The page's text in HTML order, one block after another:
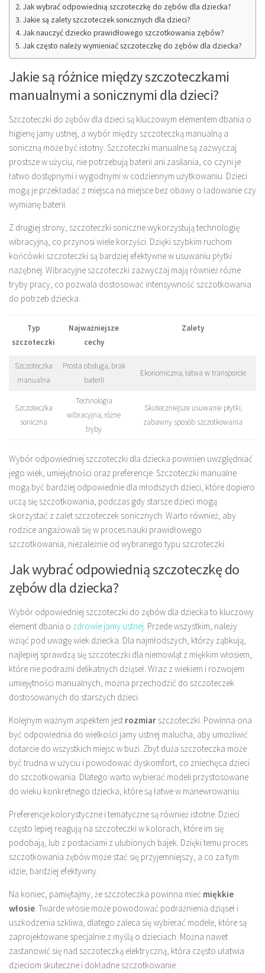
Jak wybrać odpowiednią szczoteczkę do zębów dla dziecka?
Jakie są zalety szczoteczek sonicznych dla dzieci?
Jak nauczyć dziecko prawidłowego szczotkowania zębów?
Jak często należy wymieniać szczoteczkę do zębów dla dziecka?
Jakie są różnice między szczoteczkami
manualnymi a sonicznymi dla dzieci?
Szczoteczki do zębów dla dzieci są kluczowym elementem dbania o
higienę jamy ustnej, a wybór między szczoteczką manualną a
soniczną może być istotny. Szczoteczki manualne są zazwyczaj
prostsze w użyciu; nie potrzebują baterii ani zasilania, co czyni je
łatwo dostępnymi i wygodnymi w codziennym użytkowaniu. Dzieci
mogą je przekładać z miejsca na miejsce bez obawy o ładowanie czy
wymianę baterii.
Z drugiej strony, szczoteczki soniczne wykorzystują technologię
wibracyjną, co przynosi wiele korzyści. Dzięki szybkim ruchom
końcówki szczoteczki są bardziej efektywne w usuwaniu płytki
nazębnej. Wibracyjne szczoteczki zazwyczaj mają również różne
tryby pracy, co pozwala dostosować intensywność szczotkowania
do potrzeb dziecka.
Typ
szczoteczki
Najważniejsze
cechy
Zalety
Szczoteczka
manualna
Prosta obsługa, brak
baterii
Ekonomiczna, łatwa w transporcie
Szczoteczka
soniczna
Technologia
wibracyjna, różne
tryby
Skuteczniejsze usuwanie płytki,
zabawny sposób szczotkowania
Wybór odpowiedniej szczoteczki dla dziecka powinien uwzględniać
jego wiek, umiejętności oraz preferencje. Szczoteczki manualne
mogą być bardziej odpowiednie dla młodszych dzieci, które dopiero
uczą się szczotkowania, podczas gdy starsze dzieci mogą
skorzystać z zalet szczoteczek sonicznych. Warto również, aby
rodzice angażowali się w proces nauki prawidłowego
szczotkowania, niezależnie od wybranego typu szczoteczki.
Jak wybrać odpowiednią szczoteczkę do
zębów dla dziecka?
Wybór odpowiedniej szczoteczki do zębów dla dziecka to kluczowy
element dbania o zdrowie jamy ustnej . Przede wszystkim, należy
wziąć pod uwagę wiek dziecka. Dla najmłodszych, którzy ząbkują,
najlepiej sprawdzą się szczoteczki dla niemowląt z miękkim włosiem,
które nie podrażni delikatnych dziąseł. Wraz z wiekiem i rozwojem
umiejętności manualnych, można przechodzić do szczoteczek
dostosowanych do starszych dzieci.
Kolejnym ważnym aspektem jest rozmiar szczoteczki. Powinna ona
być odpowiednia do wielkości jamy ustnej malucha, aby umożliwić
dotarcie do wszystkich miejsc w buzi. Zbyt duża szczoteczka może
być trudna w użyciu i powodować dyskomfort, co zniechęca dzieci
do szczotkowania. Dlatego warto wybierać modeli przystosowane
do wieku konkretnego dziecka, które są łatwe w manewrowaniu.
Preferencje kolorystyczne i tematyczne są również istotne. Dzieci
często lepiej reagują na szczoteczki w kolorach, które im się
podobają, lub z postaciami z ulubionych bajek. Dzięki temu proces
szczotkowania zębów może stać się przyjemniejszy, a co za tym
idzie, bardziej efektywny.
Na koniec, pamiętajmy, że szczoteczka powinna mieć miękkie
włosie . Twarde włosie może powodować podrażnienia dziąseł i
uszkodzenia szkliwa, dlatego zaleca się wybierać modele, które są
zaprojektowane specjalnie z myślą o dzieciach. Można nawet
zastanowić się nad szczoteczką elektryczną, która często ułatwia
dzieciom skuteczne i dokładne szczotkowanie.